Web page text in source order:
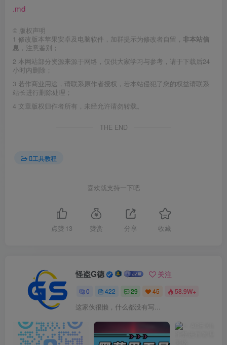
.md
© 版权声明
1 修改版本苹果安卓及电脑软件，加群提示为修改者自留， 非本站信
息 ，注意鉴别；
2 本网站部分资源来源于网络，仅供大家学习与参考，请于下载后24
小时内删除；
3 若作商业用途，请联系原作者授权，若本站侵犯了您的权益请联系
站长进行删除处理；
4 文章版权归作者所有，未经允许请勿转载。
THE END
工具教程
喜欢就支持一下吧
点赞 13 赞赏 分享 收藏
怪盗G德 关注
0 422 29 45 58.9W+
这家伙很懒，什么都没有写...